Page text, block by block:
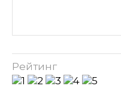
Рейтинг